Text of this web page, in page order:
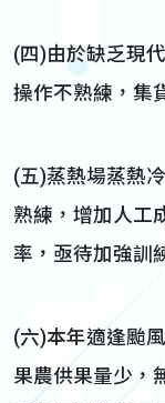
(四)由於缺乏現
操作不熟練，集
(五)蒸熱場蒸熱
熟練，增加人工
率，亟待加強訓
(六)本年適逢颱
果農供果量少，